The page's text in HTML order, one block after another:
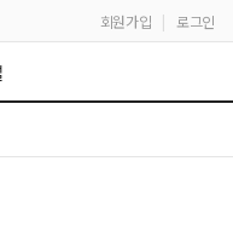
회원가입 | 로그인